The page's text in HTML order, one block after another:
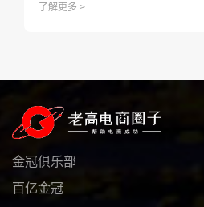
本，成本价估计仅在30元左右。”
了解更多 >
金冠俱乐部
百亿金冠